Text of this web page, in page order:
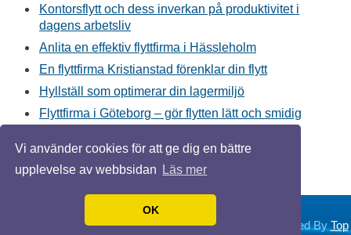
Vi använder cookies för att ge dig en bättre
upplevelse av webbsidan
Läs mer
OK
Kontorsflytt och dess inverkan på produktivitet i
dagens arbetsliv
Anlita en effektiv flyttfirma i Hässleholm
En flyttfirma Kristianstad förenklar din flytt
Hyllställ som optimerar din lagermiljö
Flyttfirma i Göteborg – gör flytten lätt och smidig
Flyttfirma Malmö - tips inför flytten
© 2026 Flyttaihop.com. Alla rättigheter förbehållna. Designed ByTop